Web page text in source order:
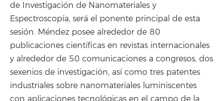
de Investigación de Nanomateriales y
Espectroscopía, será el ponente principal de esta
sesión. Méndez posee alrededor de 80
publicaciones científicas en revistas internacionales
y alrededor de 50 comunicaciones a congresos, dos
sexenios de investigación, así como tres patentes
industriales sobre nanomateriales luminiscentes
con aplicaciones tecnológicas en el campo de la